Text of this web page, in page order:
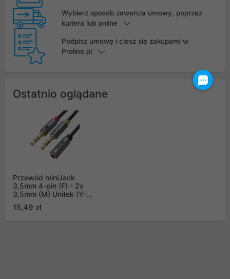
Wybierz sposób zawarcia umowy, poprzez
kuriera lub online
Podpisz umowę i ciesz się zakupami w
Proline.pl
Ostatnio oglądane
Przewód miniJack
3,5mm 4-pin (F) - 2x
3,5mm (M) Unitek (Y-
15,49 zł